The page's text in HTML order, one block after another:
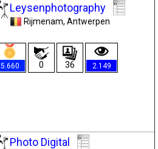
Leysenphotography
Rijmenam, Antwerpen
5.660 0 36 2.149
Photo Digital